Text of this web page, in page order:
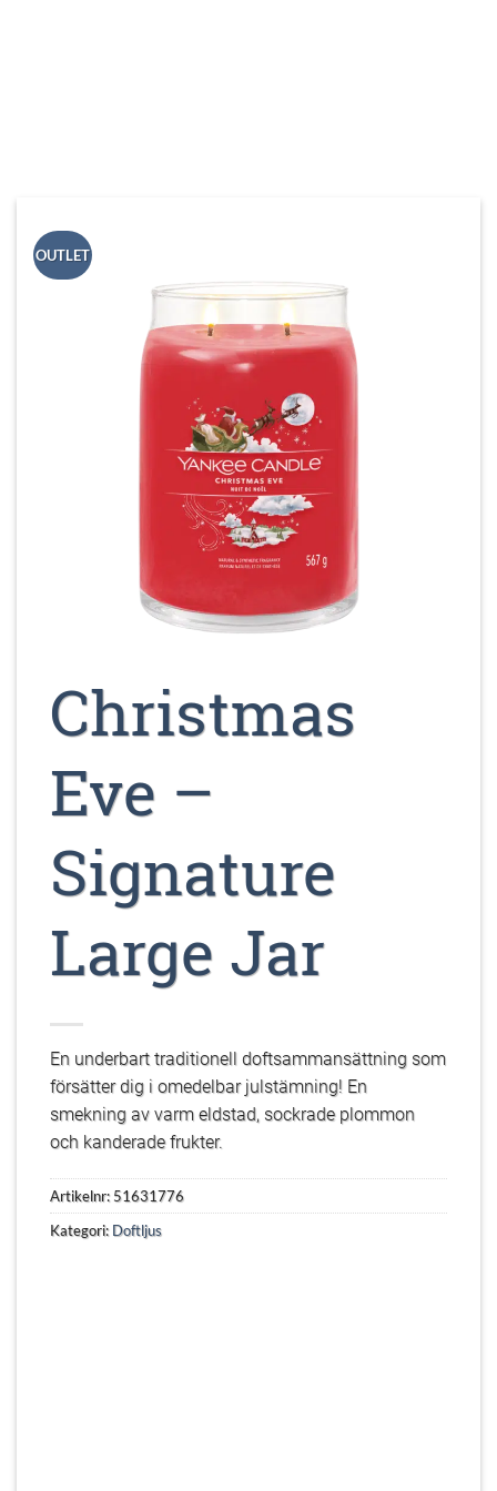
OUTLET
Christmas
Eve –
Signature
Large Jar
En underbart traditionell doftsammansättning som
försätter dig i omedelbar julstämning! En
smekning av varm eldstad, sockrade plommon
och kanderade frukter.
Artikelnr: 51631776
Kategori: Doftljus